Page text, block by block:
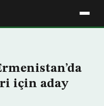
için aday